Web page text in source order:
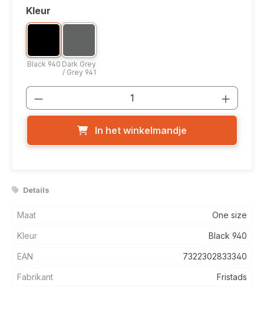
Selecteer
Kleur
Kleuroptie: Black 940
Black 940
Kleuroptie: Dark Grey / Grey 941
Dark Grey
/ Grey 941
Producthoeveelheid: Voer de
In het winkelmandje
Details
Maat One size
Kleur Black 940
EAN 7322302833340
Fabrikant Fristads